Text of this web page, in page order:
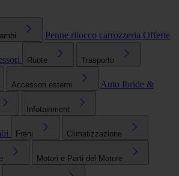
Penne ritocco carrozzeria Offerte
Ruote Trasporto
Accessori esterni Auto Ibride &
Infotainment
Freni Climatizzazione
Motori e Parti del Motore